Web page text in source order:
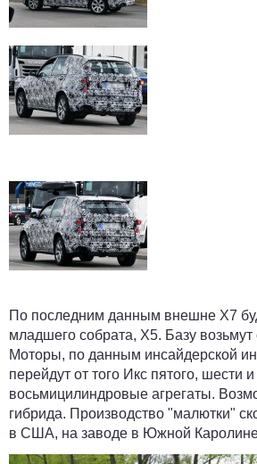
По последним данным внешне X7
младшего собрата, X5. Базу возьмут
Моторы, по данным инсайдерской
перейдут от того Икс пятого, шести и
восьмицилиндровые агрегаты.
гибрида. Производство "малютки"
в США, на заводе в Южной